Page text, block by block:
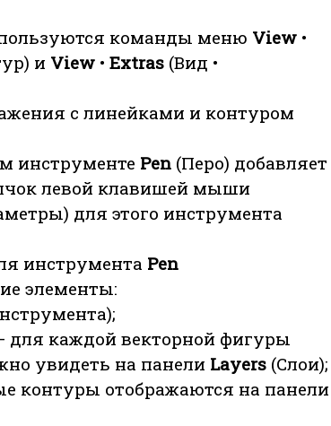
команды меню View •
и View • Extras (Вид •
с линейками и контуром
инструменте Pen (Перо) добавляет
левой клавишей мыши
для этого инструмента
инструмента Реn
элементы:
для каждой векторной фигуры
увидеть на панели Layers (Слои);
контуры отображаются на панели